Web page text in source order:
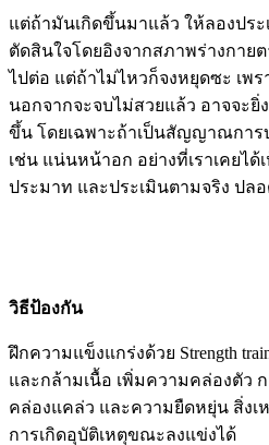
แต่ถ้ามันเกิดขึ้นมาแล้ว ให้ลองประ
ตัดสินใจโดยอิงจากสภาพร่างกาย
ไปต่อ แต่ถ้าไม่ไหวก็จงหยุดซะ เพร
นอกจากจะจบไม่สวยแล้ว อาจจะยิ่
ขึ้น โดยเฉพาะถ้าเป็นสัญญาณการ
เช่น แน่นหน้าอก อย่างที่เราเคยไ
ประมาท และประเมินตามจริง ปล
วิธีป้องกัน
ฝึกความแข็งแกร่งด้วย Strength
และกล้ามเนื้อ เพิ่มความคล่องตัว
คล่องแคล่ว และความยืดหยุ่น สิ่งเ
การเกิดอุบัติเหตุขณะลงแข่งได้